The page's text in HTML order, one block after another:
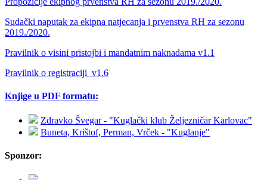
Sudački naputak za ekipna natjecanja i prvenstva RH za sezonu
2019./2020.
Pravilnik o visini pristojbi i mandatnim naknadama v1.1
Pravilnik o registraciji_v1.6
Knjige u PDF formatu:
Zdravko Švegar - "Kuglački klub Željezničar Karlovac"
Buneta, Krištof, Perman, Vrček - "Kuglanje"
Sponzor: